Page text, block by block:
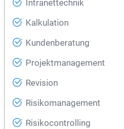
Intranettechnik
Kalkulation
Kundenberatung
Projektmanagement
Revision
Risikomanagement
Risikocontrolling